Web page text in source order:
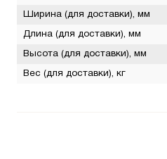
Ширина (для доставки), мм
Длина (для доставки), мм
Высота (для доставки), мм
Вес (для доставки), кг